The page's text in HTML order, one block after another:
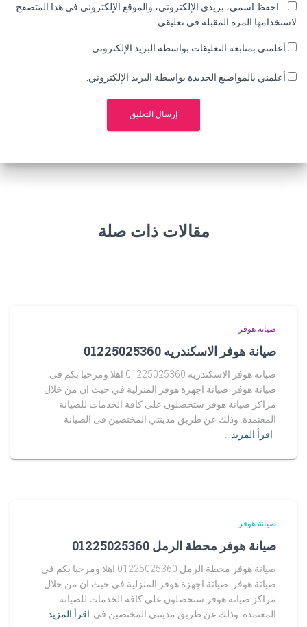
احفظ اسمي، بريدي الإلكتروني، والموقع الإلكتروني في هذا المتصفح
لاستخدامها المرة المقبلة في تعليقي.
أعلمني بمتابعة التعليقات بواسطة البريد الإلكتروني.
أعلمني بالمواضيع الجديدة بواسطة البريد الإلكتروني.
مقالات ذات صلة
صيانة هوفر
صيانة هوفر الاسكندريه 01225025360
صيانة هوفر الاسكندريه 01225025360 اهلا ومرحبا بكم فى
صيانة هوفر صيانة اجهزة هوفر المنزلية في حيث ان من خلال
مراكز صيانة هوفر ستحصلون على كافة الخدمات للصيانة
المعتمدة. وذلك عن طريق مدينتي المختصين فى الصيانة
اقرأ المزيد…
صيانة هوفر
صيانة هوفر محطة الرمل 01225025360
صيانة هوفر محطة الرمل 01225025360 اهلا ومرحبا بكم فى
صيانة هوفر صيانة اجهزة هوفر المنزلية في حيث ان من خلال
مراكز صيانة هوفر ستحصلون على كافة الخدمات للصيانة
المعتمدة. وذلك عن طريق مدينتي المختصين فى اقرأ المزيد…